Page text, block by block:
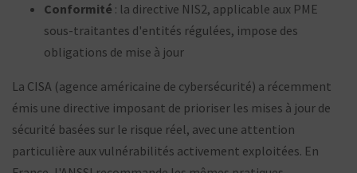
Conformité : la directive NIS2, applicable aux PME
sous-traitantes d'entités régulées, impose des
obligations de mise à jour
La CISA (agence américaine de cybersécurité) a récemment
émis une directive imposant de prioriser les mises à jour de
sécurité basées sur le risque réel, avec une attention
particulière aux vulnérabilités activement exploitées. En